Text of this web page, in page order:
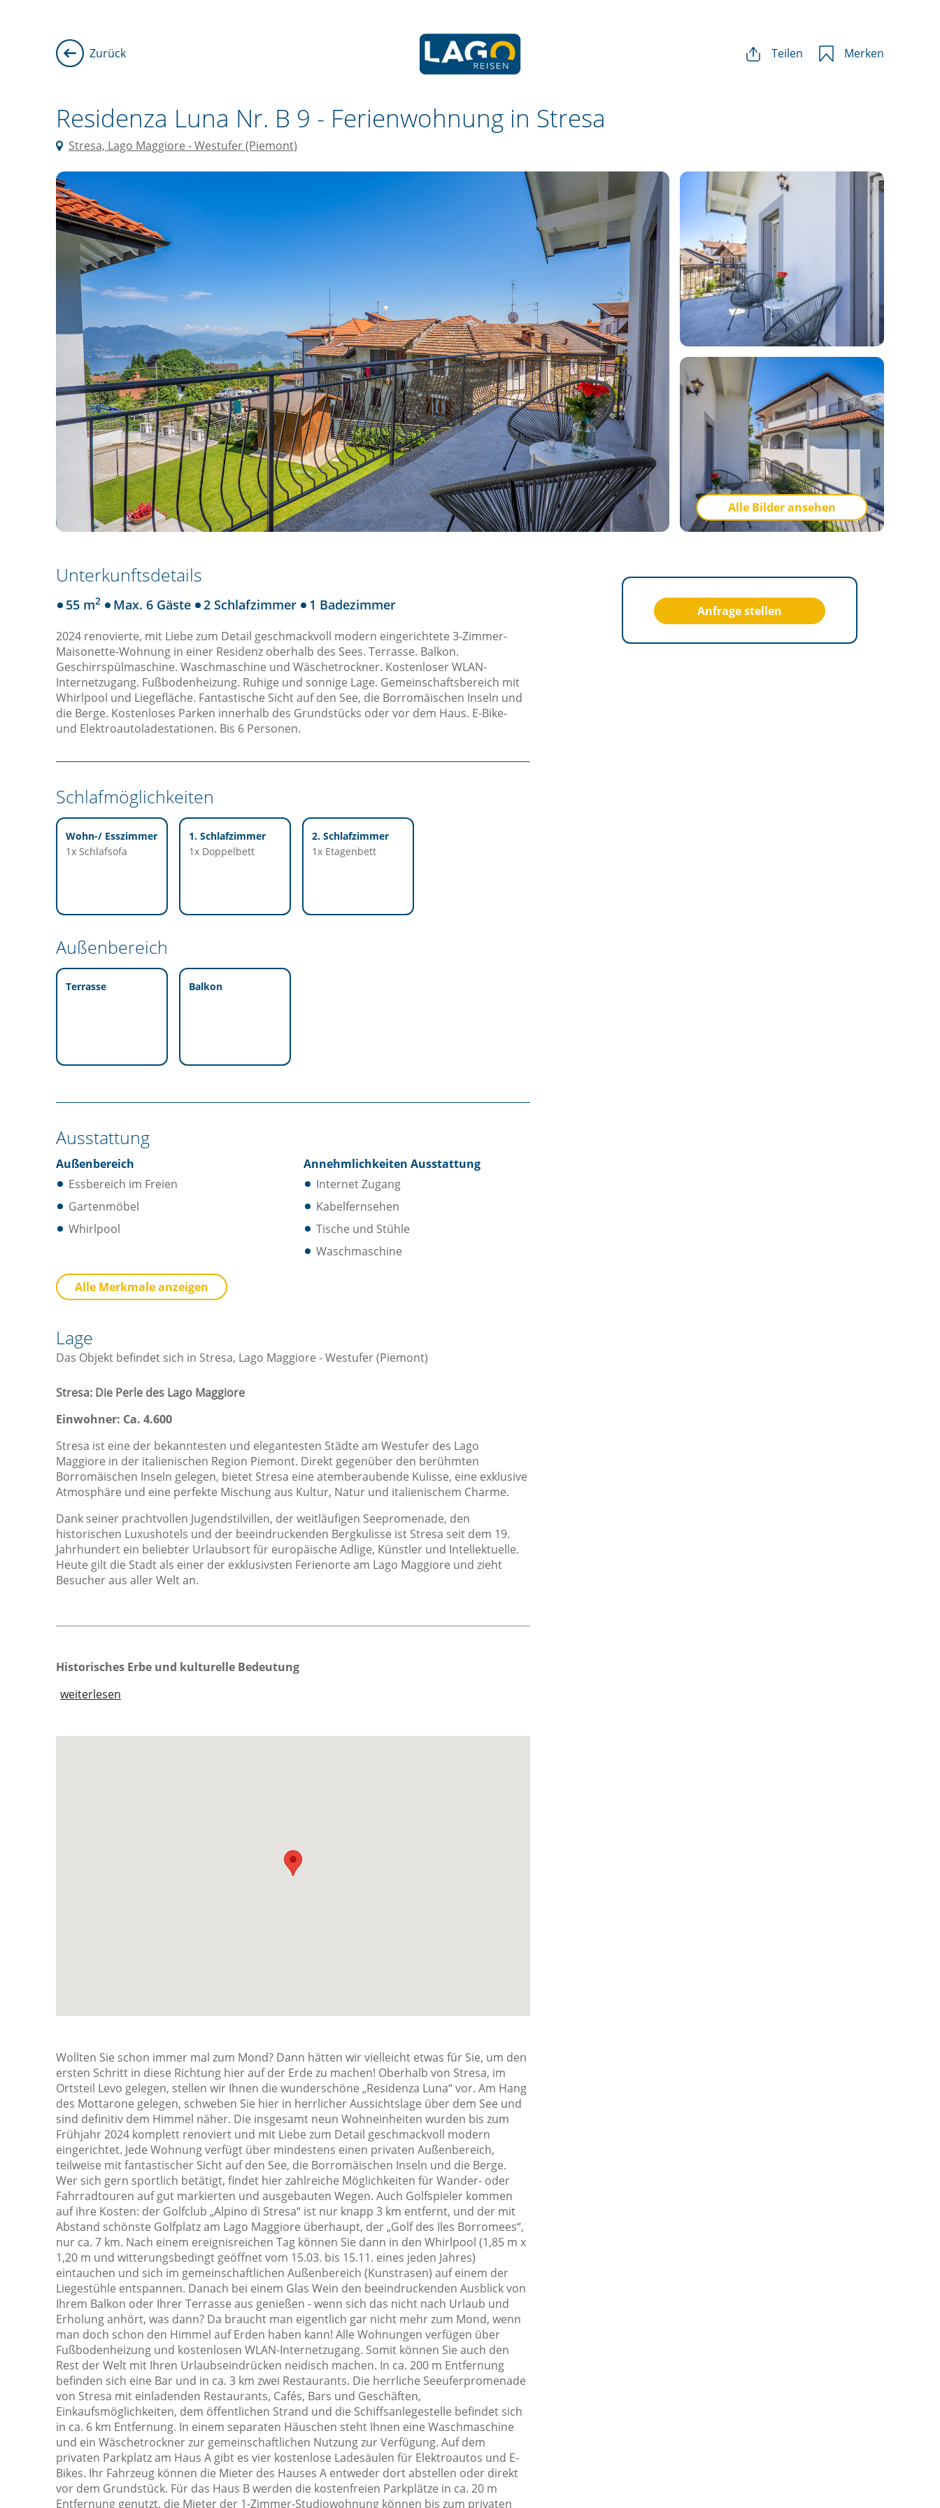
Zurück Teilen Merken
Residenza Luna Nr. B 9 - Ferienwohnung in Stresa
Stresa, Lago Maggiore - Westufer (Piemont)
Alle Bilder ansehen
Unterkunftsdetails
55 m2 Max. 6 Gäste 2 Schlafzimmer 1 Badezimmer
2024 renovierte, mit Liebe zum Detail geschmackvoll modern eingerichtete 3-Zimmer-
Maisonette-Wohnung in einer Residenz oberhalb des Sees. Terrasse. Balkon.
Geschirrspülmaschine. Waschmaschine und Wäschetrockner. Kostenloser WLAN-
Internetzugang. Fußbodenheizung. Ruhige und sonnige Lage. Gemeinschaftsbereich mit
Whirlpool und Liegefläche. Fantastische Sicht auf den See, die Borromäischen Inseln und
die Berge. Kostenloses Parken innerhalb des Grundstücks oder vor dem Haus. E-Bike-
und Elektroautoladestationen. Bis 6 Personen.
Schlafmöglichkeiten
Wohn-/ Esszimmer
1x Schlafsofa
1. Schlafzimmer
1x Doppelbett
2. Schlafzimmer
1x Etagenbett
Außenbereich
Terrasse Balkon
Ausstattung
Außenbereich
Essbereich im Freien
Gartenmöbel
Whirlpool
Annehmlichkeiten Ausstattung
Internet Zugang
Kabelfernsehen
Tische und Stühle
Waschmaschine
Küche
Besteck / Utensilien
Herd
Kaffee- / Teekocher
Kochnische / Küchenzeile
Küchenwaren
Ofen
Toaster
Privates Badezimmer
Aussicht
Blick auf die Berge
Gartenaussicht
Dorflage
Ferienanlage
Garten
Gesicherter Parkplatz
Heizung
32 Zoll oder mehr
Holz- / Parkettboden
Kohlenmonoxiddetektor
Mülleimer
Parkplatz
Satelliten Fernsehen
Schlafsofa
Schränke im Zimmer
Selbstgesteuertes Heiz- / Kühlsystem
Sofa
Steckdose in der Nähe des Bettes
Terrasse
Wäschetrockner (Maschine)
Wasserkocher
Weingläser
Alle Merkmale anzeigen
Lage
Das Objekt befindet sich in Stresa, Lago Maggiore - Westufer (Piemont)
Stresa: Die Perle des Lago Maggiore
Einwohner: Ca. 4.600
Stresa ist eine der bekanntesten und elegantesten Städte am Westufer des Lago
Maggiore in der italienischen Region Piemont. Direkt gegenüber den berühmten
Borromäischen Inseln gelegen, bietet Stresa eine atemberaubende Kulisse, eine exklusive
Atmosphäre und eine perfekte Mischung aus Kultur, Natur und italienischem Charme.
Dank seiner prachtvollen Jugendstilvillen, der weitläufigen Seepromenade, den
historischen Luxushotels und der beeindruckenden Bergkulisse ist Stresa seit dem 19.
Jahrhundert ein beliebter Urlaubsort für europäische Adlige, Künstler und Intellektuelle.
Heute gilt die Stadt als einer der exklusivsten Ferienorte am Lago Maggiore und zieht
Besucher aus aller Welt an.
Historisches Erbe und kulturelle Bedeutung
weiterlesen
Wollten Sie schon immer mal zum Mond? Dann hätten wir vielleicht etwas für Sie, um den
ersten Schritt in diese Richtung hier auf der Erde zu machen! Oberhalb von Stresa, im
Ortsteil Levo gelegen, stellen wir Ihnen die wunderschöne „Residenza Luna“ vor. Am Hang
des Mottarone gelegen, schweben Sie hier in herrlicher Aussichtslage über dem See und
sind definitiv dem Himmel näher. Die insgesamt neun Wohneinheiten wurden bis zum
Frühjahr 2024 komplett renoviert und mit Liebe zum Detail geschmackvoll modern
eingerichtet. Jede Wohnung verfügt über mindestens einen privaten Außenbereich,
teilweise mit fantastischer Sicht auf den See, die Borromäischen Inseln und die Berge.
Wer sich gern sportlich betätigt, findet hier zahlreiche Möglichkeiten für Wander- oder
Fahrradtouren auf gut markierten und ausgebauten Wegen. Auch Golfspieler kommen
auf ihre Kosten: der Golfclub „Alpino di Stresa“ ist nur knapp 3 km entfernt, und der mit
Abstand schönste Golfplatz am Lago Maggiore überhaupt, der „Golf des Iles Borromees“,
nur ca. 7 km. Nach einem ereignisreichen Tag können Sie dann in den Whirlpool (1,85 m x
1,20 m und witterungsbedingt geöffnet vom 15.03. bis 15.11. eines jeden Jahres)
eintauchen und sich im gemeinschaftlichen Außenbereich (Kunstrasen) auf einem der
Liegestühle entspannen. Danach bei einem Glas Wein den beeindruckenden Ausblick von
Ihrem Balkon oder Ihrer Terrasse aus genießen - wenn sich das nicht nach Urlaub und
Erholung anhört, was dann? Da braucht man eigentlich gar nicht mehr zum Mond, wenn
man doch schon den Himmel auf Erden haben kann! Alle Wohnungen verfügen über
Fußbodenheizung und kostenlosen WLAN-Internetzugang. Somit können Sie auch den
Rest der Welt mit Ihren Urlaubseindrücken neidisch machen. In ca. 200 m Entfernung
befinden sich eine Bar und in ca. 3 km zwei Restaurants. Die herrliche Seeuferpromenade
von Stresa mit einladenden Restaurants, Cafés, Bars und Geschäften,
Einkaufsmöglichkeiten, dem öffentlichen Strand und die Schiffsanlegestelle befindet sich
in ca. 6 km Entfernung. In einem separaten Häuschen steht Ihnen eine Waschmaschine
und ein Wäschetrockner zur gemeinschaftlichen Nutzung zur Verfügung. Auf dem
privaten Parkplatz am Haus A gibt es vier kostenlose Ladesäulen für Elektroautos und E-
Bikes. Ihr Fahrzeug können die Mieter des Hauses A entweder dort abstellen oder direkt
vor dem Grundstück. Für das Haus B werden die kostenfreien Parkplätze in ca. 20 m
Entfernung genutzt, die Mieter der 1-Zimmer-Studiowohnung können bis zum privaten
Anfrage stellen